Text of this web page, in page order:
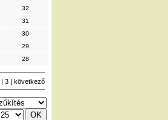
32
31
30
29
28
| 3 | következő